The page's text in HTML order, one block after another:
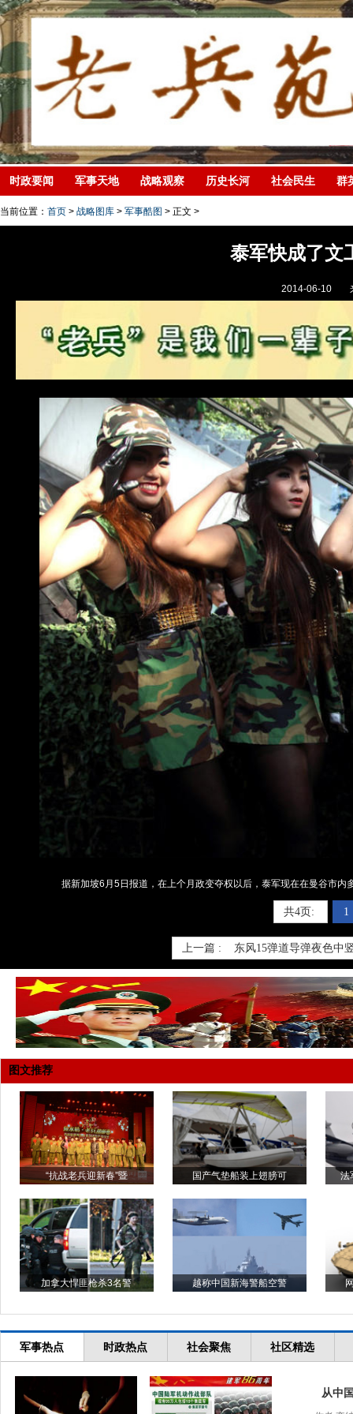
时政要闻 军事天地 战略观察 历史长河 社会民生 群
当前位置： 首页 > 战略图库 > 军事酷图 > 正文 >
泰军快成了文
2014-06-10
据新加坡6月5日报道，在上个月政变夺权以后，泰军现在在曼谷市内多
共4页: 1
上一篇 : 东风15弹道导弹夜色中
图文推荐
“抗战老兵迎新春”暨 国产气垫船装上翅膀可 法
加拿大悍匪枪杀3名警 越称中国新海警船空警
军事热点 时政热点 社会聚焦 社区精选
从中